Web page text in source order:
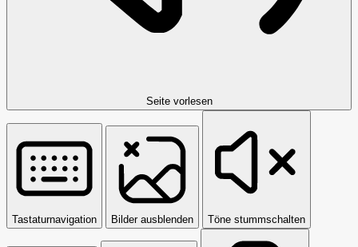
Seite vorlesen
Tastaturnavigation Bilder ausblenden Töne stummschalten